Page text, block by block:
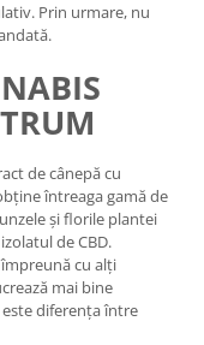
Prin urmare, nu
de cânepă cu
întreaga gamă de
și florile plantei
de CBD.
cu alți
mai bine
diferența între